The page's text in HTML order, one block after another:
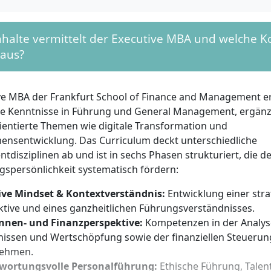
Frankfurt School
Offenheit und die Bereitschaft, dich auf intensive
Module einzulassen, sind unerlässlich. Weiterhin
und die Fähigkeit, Verantwortung in
zu übernehmen, vorausgesetzt.
vermittelt der Executive MBA und welche
MBA der Frankfurt School of Finance and Management
Kenntnisse in Führung und General Management,
Themen wie digitale Transformation und
Das Curriculum deckt unterschiedliche
ab und ist in sechs Phasen strukturiert, die
systematisch fördern:
Mindset & Kontextverständnis: Entwicklung einer
und eines ganzheitlichen Führungsverständnisses.
und Finanzperspektive: Kompetenzen in der
und Wertschöpfung sowie der finanziellen
Personalführung: Ethische Führung,